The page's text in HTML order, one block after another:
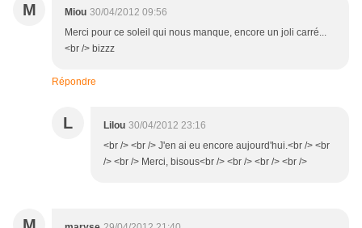
M Miou 30/04/2012 09:56
Merci pour ce soleil qui nous manque, encore un joli carré...
<br /> bizzz
Répondre
L Lilou 30/04/2012 23:16
<br /> <br /> J'en ai eu encore aujourd'hui.<br /> <br
/> <br /> Merci, bisous<br /> <br /> <br /> <br />